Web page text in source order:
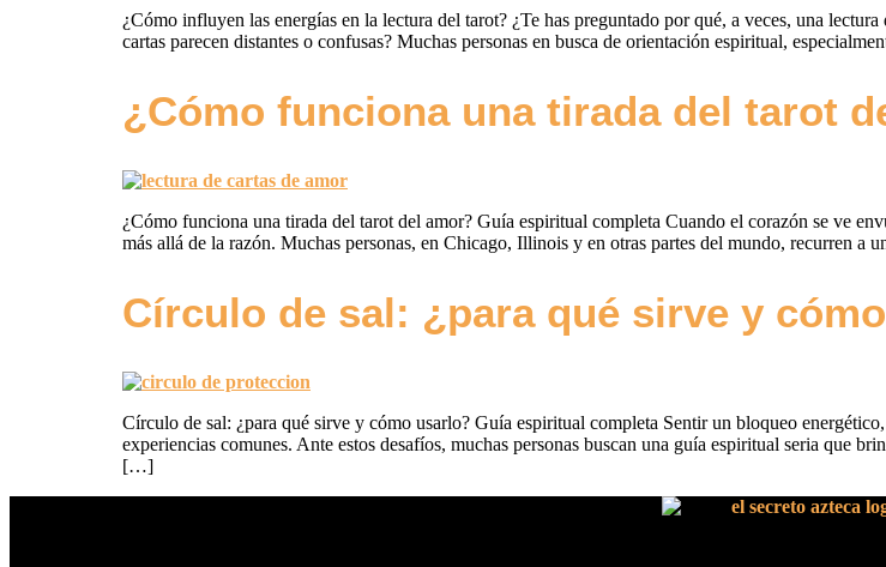
¿Cómo influyen las energías en la lectura del tarot? ¿Te has preguntado por qué, a veces, una
cartas parecen distantes o confusas? Muchas personas en busca de orientación espiritual,
¿Cómo funciona una tirada del tarot
¿Cómo funciona una tirada del tarot del amor? Guía espiritual completa Cuando el corazón se ve
más allá de la razón. Muchas personas, en Chicago, Illinois y en otras partes del mundo, recurren a
Círculo de sal: ¿para qué sirve y
Círculo de sal: ¿para qué sirve y cómo usarlo? Guía espiritual completa Sentir un bloqueo
experiencias comunes. Ante estos desafíos, muchas personas buscan una guía espiritual seria que
[…]